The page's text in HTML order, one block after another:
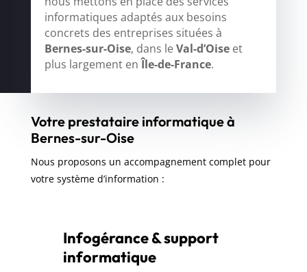
informatiques adaptés aux besoins
concrets des entreprises situées à
Bernes-sur-Oise, dans leVal-d’Oiseet
plus largement enÎle-de-France.
Votre prestataire informatique à
Bernes-sur-Oise
Nous proposons un accompagnement complet pour
votre système d’information :
Infogérance & support
informatique